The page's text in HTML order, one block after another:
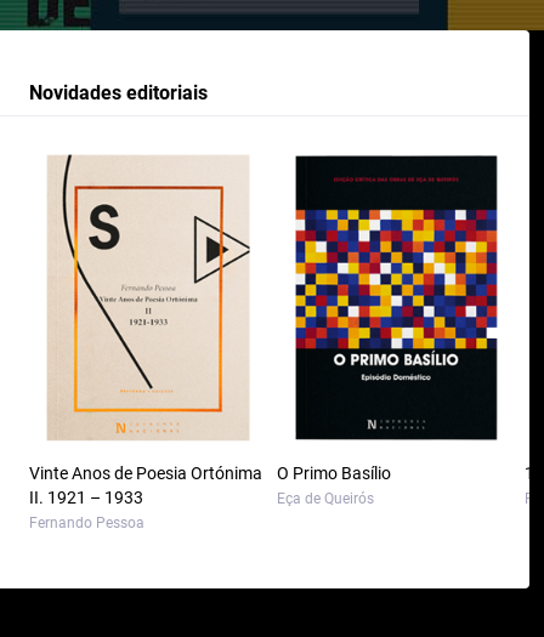
Novidades editoriais
Vinte Anos de Poesia Ortónima
II. 1921 – 1933
Fernando Pessoa
O Primo Basílio
Eça de Queirós